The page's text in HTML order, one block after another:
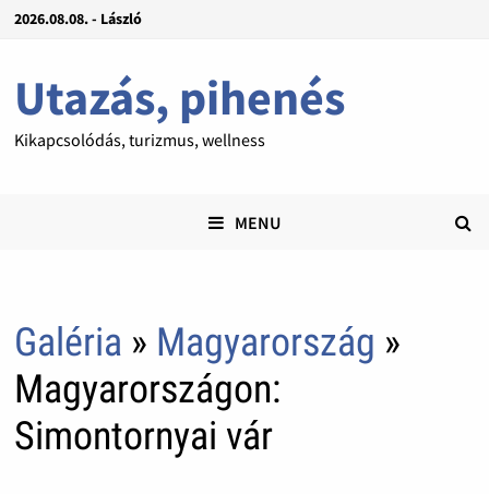
2026.08.08. - László
Utazás, pihenés
Kikapcsolódás, turizmus, wellness
MENU
Galéria » Magyarország »
Magyarországon:
Simontornyai vár